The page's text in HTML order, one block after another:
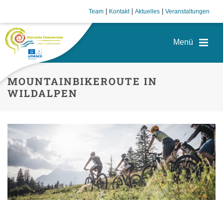
Team Kontakt| Aktuelles Veranstaltungen
MOUNTAINBIKEROUTE IN
WILDALPEN